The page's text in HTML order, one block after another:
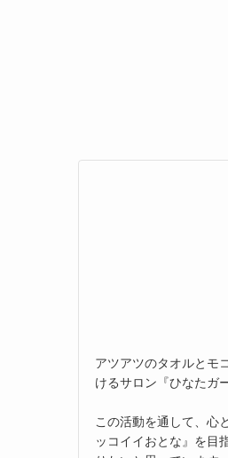
アツアツのタオルとモ
けるサロン『ひなたガ
この活動を通して、心
ッコイイおとな』を目